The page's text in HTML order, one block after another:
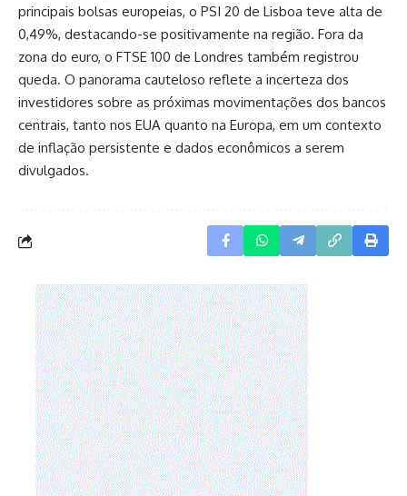
principais bolsas europeias, o PSI 20 de Lisboa teve alta de
0,49%, destacando-se positivamente na região. Fora da
zona do euro, o FTSE 100 de Londres também registrou
queda. O panorama cauteloso reflete a incerteza dos
investidores sobre as próximas movimentações dos bancos
centrais, tanto nos EUA quanto na Europa, em um contexto
de inflação persistente e dados econômicos a serem
divulgados.